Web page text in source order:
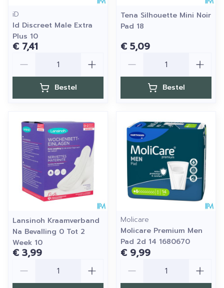
iD
Id Discreet Male Extra
Plus 10
€ 7,41
Bestel
Tena Silhouette Mini Noir
Pad 18
€ 5,09
Bestel
Lansinoh Kraamverband
Na Bevalling 0 Tot 2
Week 10
€ 3,99
Molicare
Molicare Premium Men
Pad 2d 14 1680670
€ 9,99